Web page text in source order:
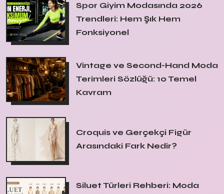
Spor Giyim Modasında 2026
Trendleri: Hem Şık Hem
Fonksiyonel
Vintage ve Second-Hand Moda
Terimleri Sözlüğü: 10 Temel
Kavram
Croquis ve Gerçekçi Figür
Arasındaki Fark Nedir?
Siluet Türleri Rehberi: Moda